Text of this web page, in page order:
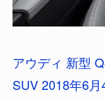
アウディ 新型
SUV 2018年6